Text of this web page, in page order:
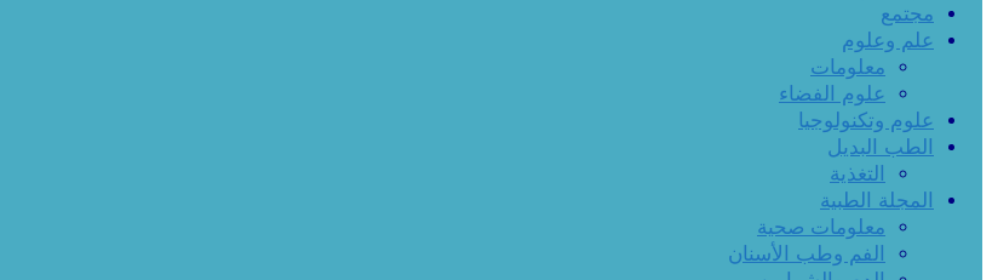
مجتمع
علم وعلوم
معلومات
علوم الفضاء
علوم وتكنولوجيا
الطب البديل
التغذية
المجلة الطبية
معلومات صحية
الفم وطب الأسنان